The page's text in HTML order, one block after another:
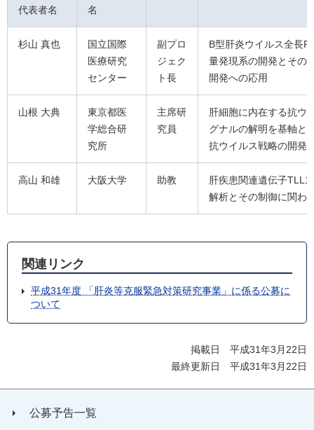
代表者名
名
杉山 真也
国立国際
医療研究
センター
副プロ
ジェク
ト長
B型肝炎ウイルス全長
量発現系の開発とその
開発への応用
山根 大典
東京都医
学総合研
究所
主席研
究員
肝細胞に内在する抗ウ
グナルの解明を基軸と
抗ウイルス戦略の開発
高山 和雄 大阪大学 助教
肝疾患関連遺伝子TLL1
解析とその制御に関わ
関連リンク
平成31年度 「肝炎等克服緊急対策研究事業」に係る公募に
ついて
掲載日 平成31年3月22日
最終更新日 平成31年3月22日
公募予告一覧